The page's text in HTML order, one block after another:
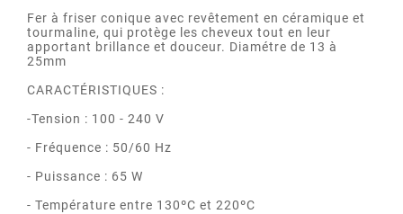
Fer à friser conique avec revêtement en céramique et
tourmaline, qui protège les cheveux tout en leur
apportant brillance et douceur. Diamétre de 13 à
25mm
CARACTÉRISTIQUES :
-Tension : 100 - 240 V
- Fréquence : 50/60 Hz
- Puissance : 65 W
- Température entre 130ºC et 220ºC